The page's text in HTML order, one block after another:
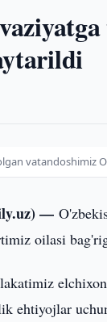
vatandoshimiz
—
oilasi
ehtiyojlar